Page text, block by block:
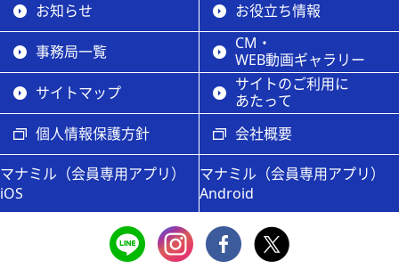
お知らせ お役立ち情報
事務局一覧
CM・
WEB動画ギャラリー
サイトマップ
サイトのご利用に
あたって
個人情報保護方針
会社概要
マナミル（会員専用アプリ）
iOS
マナミル（会員専用アプリ）
Android